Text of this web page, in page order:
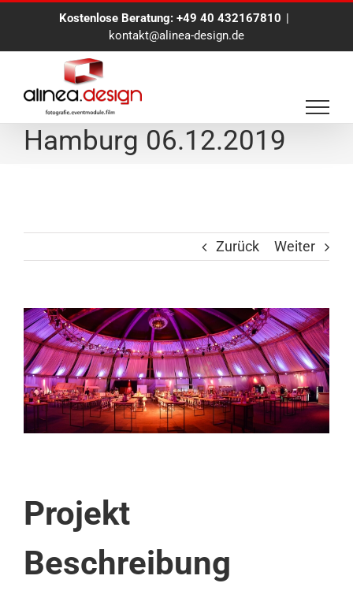
Kostenlose Beratung: +49 40 432167810 |
kontakt@alinea-design.de
Eventfotograf in
Hamburg 06.12.2019
Zurück Weiter
View
Larger
Image
Projekt
Beschreibung